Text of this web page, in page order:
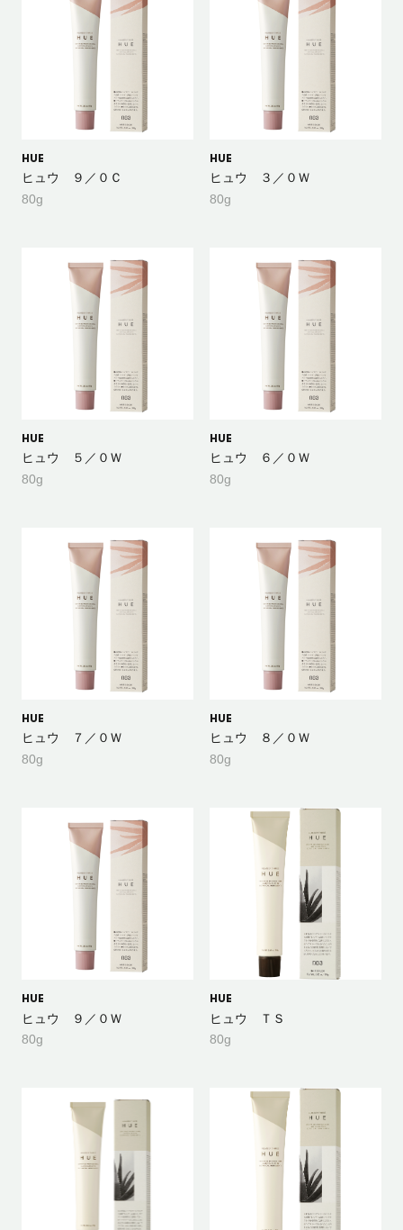
HUE
ヒュウ ９／０Ｃ
80g
HUE
ヒュウ ３／０Ｗ
80g
HUE
ヒュウ ５／０Ｗ
80g
HUE
ヒュウ ６／０Ｗ
80g
HUE
ヒュウ ７／０Ｗ
80g
HUE
ヒュウ ８／０Ｗ
80g
HUE
ヒュウ ９／０Ｗ
80g
HUE
ヒュウ ＴＳ
80g